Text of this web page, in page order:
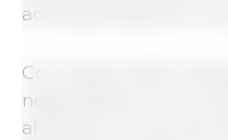
acompanhada de
Com base neste
negociações com o
alcançar um acordo